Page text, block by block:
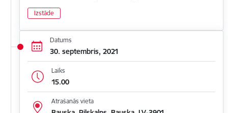
Izstāde
Datums
30. septembris, 2021
Laiks
15.00
Atrašanās vieta